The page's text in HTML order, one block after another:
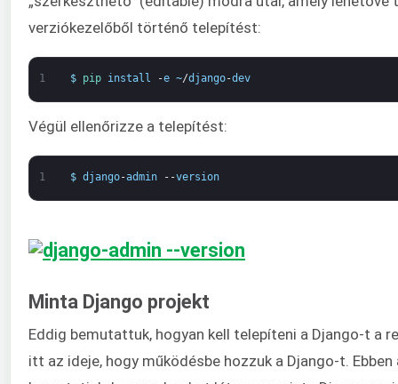
verziókezelőből történő telepítést:
1 $ pip install -e ~/django-dev
Végül ellenőrizze a telepítést:
1 $ django-admin --version
Minta Django projekt
Eddig bemutattuk, hogyan kell telepíteni a Django-t a
itt az ideje, hogy működésbe hozzuk a Django-t. Ebben